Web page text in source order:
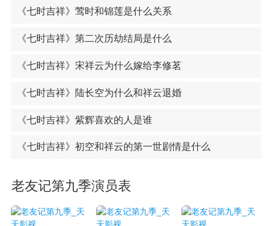
《七时吉祥》莺时和锦莲是什么关系
《七时吉祥》第二次历劫结局是什么
《七时吉祥》宋祥云为什么嫁给李修茗
《七时吉祥》陆长空为什么和祥云退婚
《七时吉祥》紫辉喜欢的人是谁
《七时吉祥》初空和祥云的第一世剧情是什么
老友记第九季演员表